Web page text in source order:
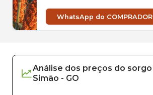
WhatsApp do COMPRADOR
Análise dos preços do sorgo
Simão - GO